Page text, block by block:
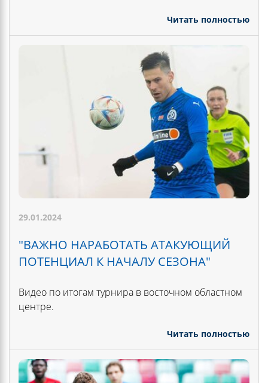
Читать полностью
29.01.2024
"ВАЖНО НАРАБОТАТЬ АТАКУЮЩИЙ
ПОТЕНЦИАЛ К НАЧАЛУ СЕЗОНА"
Видео по итогам турнира в восточном областном
центре.
Читать полностью